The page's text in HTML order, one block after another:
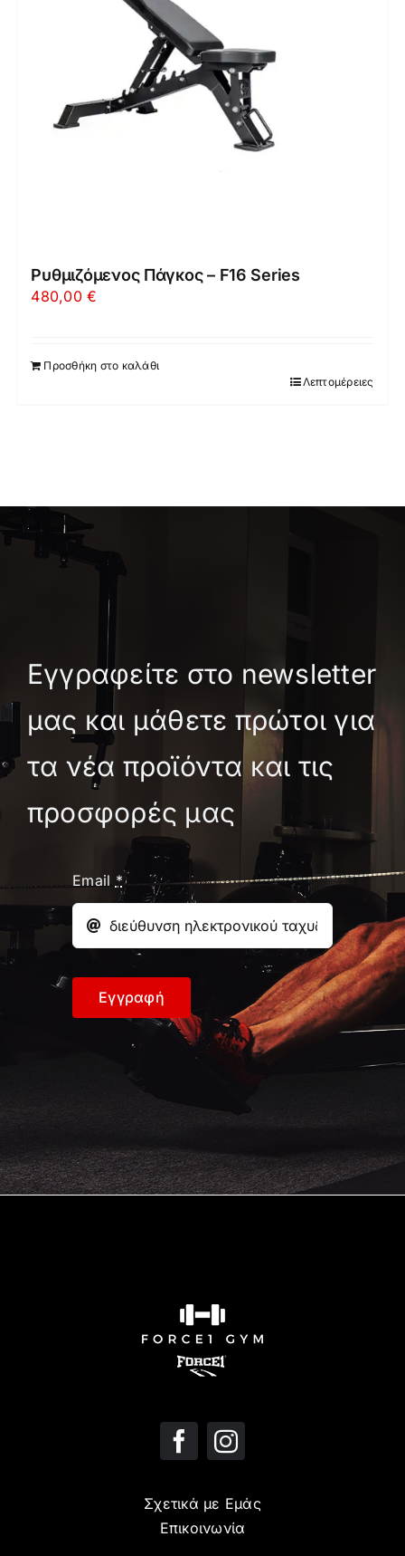
Ρυθμιζόμενος Πάγκος – F16 Series
480,00€
Προσθήκη στο καλάθι
Λεπτομέρειες
Εγγραφείτε στο newsletter
μας και μάθετε πρώτοι για
τα νέα προϊόντα και τις
προσφορές μας
Email *
Εγγραφή
Σχετικά με Εμάς
Επικοινωνία